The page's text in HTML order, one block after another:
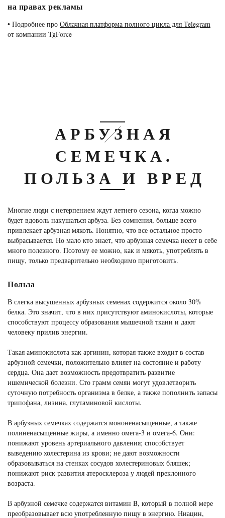
на правах рекламы
• Подробнее про Облачная платформа полного цикла для Telegram
от компании TgForce
АРБУЗНАЯ
СЕМЕЧКА.
ПОЛЬЗА И ВРЕД
Многие люди с нетерпением ждут летнего сезона, когда можно
будет вдоволь накушаться арбуза. Без сомнения, больше всего
привлекает арбузная мякоть. Понятно, что все остальное просто
выбрасывается. Но мало кто знает, что арбузная семечка несет в себе
много полезного. Поэтому ее можно, как и мякоть, употреблять в
пищу, только предварительно необходимо приготовить.
Польза
В слегка высушенных арбузных семенах содержится около 30%
белка. Это значит, что в них присутствуют аминокислоты, которые
способствуют процессу образования мышечной ткани и дают
человеку прилив энергии.
Такая аминокислота как аргинин, которая также входит в состав
арбузной семечки, положительно влияет на состояние и работу
сердца. Она дает возможность предотвратить развитие
ишемической болезни. Сто грамм семян могут удовлетворить
суточную потребность организма в белке, а также пополнить запасы
трипофана, лизина, глутаминовой кислоты.
В арбузных семечках содержатся мононенасыщенные, а также
полиненасыщенные жиры, а именно омега-3 и омега-6. Они:
понижают уровень артериального давления; способствует
выведению холестерина из крови; не дают возможности
образовываться на стенках сосудов холестериновых бляшек;
понижают риск развития атеросклероза у людей преклонного
возраста.
В арбузной семечке содержатся витамин B, который в полной мере
преобразовывает всю употребленную пищу в энергию. Ниацин,